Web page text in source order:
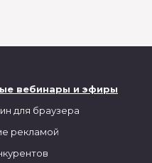
вебинары и эфиры
для браузера
рекламой